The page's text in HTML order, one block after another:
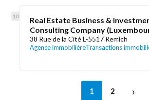
Real Estate Business &
Consulting Company
38 Rue de la Cité L-5517 Remich
Agence immobilièreTransactions
1 2 ›